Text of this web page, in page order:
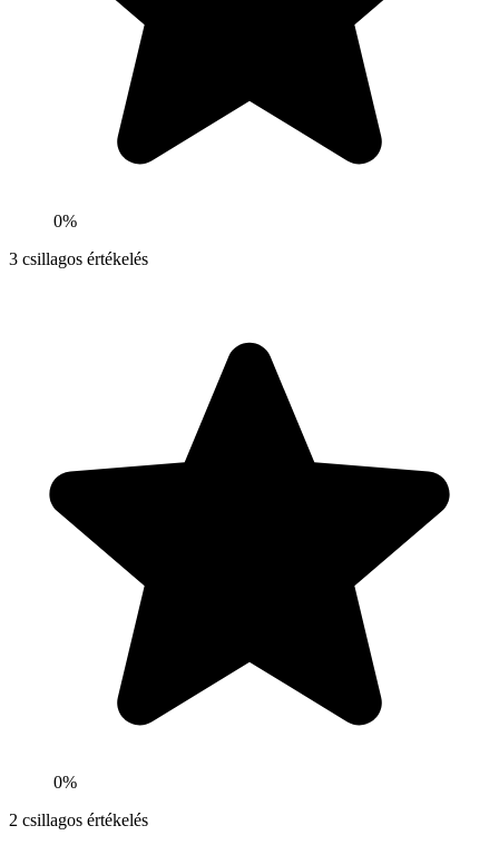
0%
3 csillagos értékelés
0%
2 csillagos értékelés